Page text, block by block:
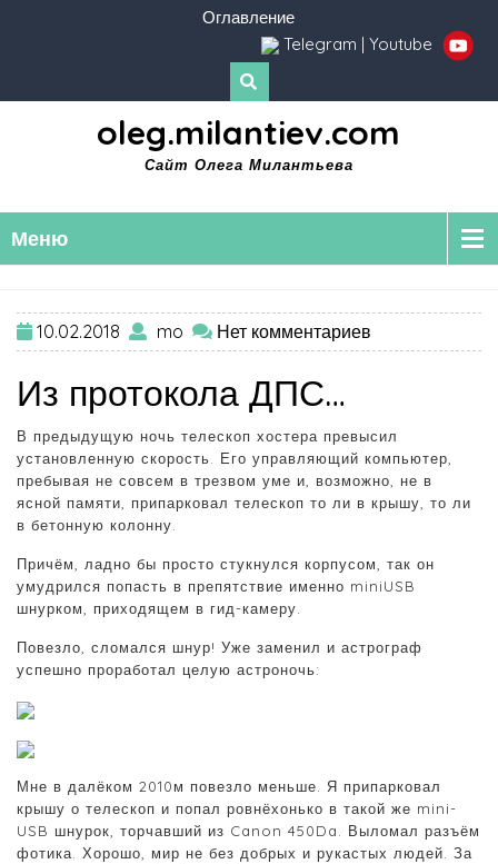
Оглавление
Telegram | Youtube
oleg.milantiev.com
Сайт Олега Милантьева
Меню
10.02.2018 mo Нет комментариев
Из протокола ДПС…
В предыдущую ночь телескоп хостера превысил
установленную скорость. Его управляющий компьютер,
пребывая не совсем в трезвом уме и, возможно, не в
ясной памяти, припарковал телескоп то ли в крышу, то ли
в бетонную колонну.
Причём, ладно бы просто стукнулся корпусом, так он
умудрился попасть в препятствие именно miniUSB
шнурком, приходящем в гид-камеру.
Повезло, сломался шнур! Уже заменил и астрограф
успешно проработал целую астроночь:
Мне в далёком 2010м повезло меньше. Я припарковал
крышу о телескоп и попал ровнёхонько в такой же mini-
USB шнурок, торчавший из Canon 450Da. Выломал разъём
фотика. Хорошо, мир не без добрых и рукастых людей. За